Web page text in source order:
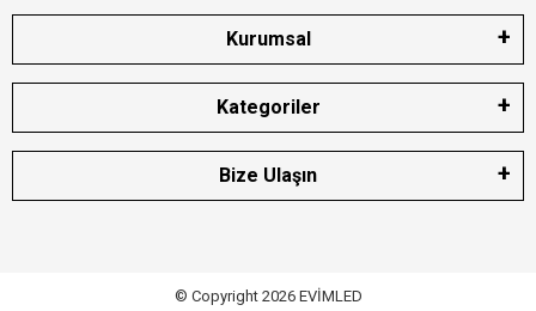
Kurumsal
Kategoriler
Bize Ulaşın
© Copyright 2026 EVİMLED